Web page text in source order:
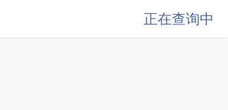
正在查询中